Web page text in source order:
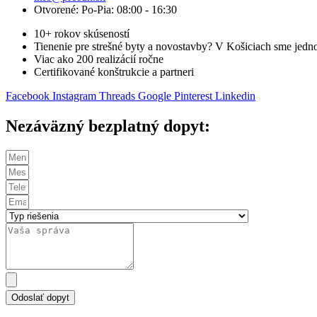
Otvorené: Po-Pia: 08:00 - 16:30
10+ rokov skúseností
Tienenie pre strešné byty a novostavby? V Košiciach sme
Viac ako 200 realizácií ročne
Certifikované konštrukcie a partneri
Facebook Instagram Threads Google Pinterest Linkedin
Nezáväzný bezplatný dopyt:
Odoslať dopyt